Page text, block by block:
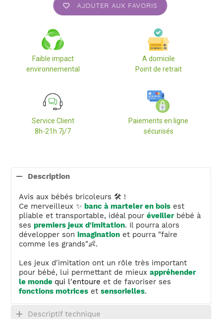
AJOUTER AUX FAVORIS
Faible impact
environnemental
A domicile
Point de retrait
Service Client
8h-21h 7j/7
Paiements en ligne
sécurisés
d'un
produit
panier
Description
Avis aux bébés bricoleurs 🛠️ !
Ce merveilleux ✨ banc à marteler en bois est
pliable et transportable, idéal pour éveillerbébé à
ses premiers jeux d'imitation. Il pourra alors
développer son imagination et pourra "faire
comme les grands"👶.
Les jeux d'imitation ont un rôle très important
pour bébé, lui permettant de mieux appréhender
le monde qui l'entoure et de favoriser ses
fonctions motrices et sensorielles.
Descriptif technique